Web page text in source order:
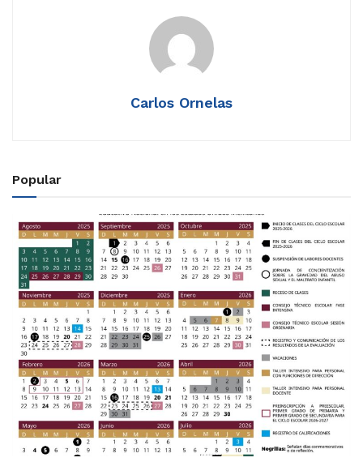
Carlos Ornelas
Popular